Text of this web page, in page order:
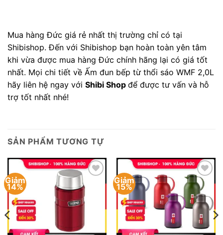
Mua hàng Đức giá rẻ nhất thị trường chỉ có tại
Shibishop. Đến với Shibishop bạn hoàn toàn yên tâm
khi vừa được mua hàng Đức chính hãng lại có giá tốt
nhất. Mọi chi tiết về Ấm đun bếp từ thổi sáo WMF 2,0L
hãy liên hệ ngay với Shibi Shop để được tư vấn và hỗ
trợ tốt nhất nhé!
SẢN PHẨM TƯƠNG TỰ
Giảm
14%
Add to
wishlist
Giảm
15%
Add to
wishlist